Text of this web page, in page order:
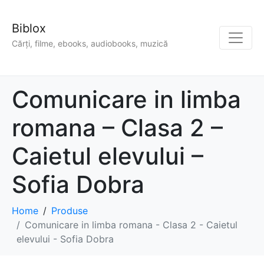
Biblox
Cărți, filme, ebooks, audiobooks, muzică
Comunicare in limba
romana – Clasa 2 –
Caietul elevului –
Sofia Dobra
Home
Produse
Comunicare in limba romana - Clasa 2 - Caietul
elevului - Sofia Dobra